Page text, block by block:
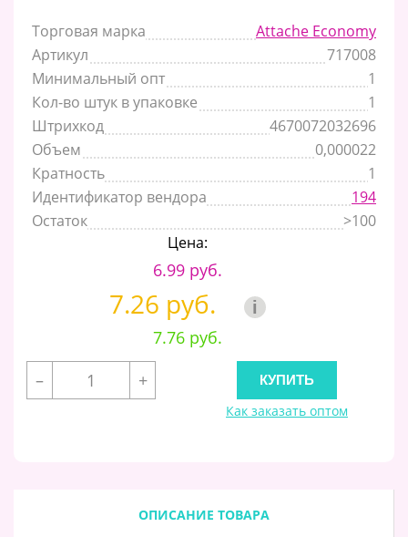
Торговая марка
Attache Economy
Артикул
717008
Минимальный опт
1
Кол-во штук в упаковке
1
Штрихкод
4670072032696
Объем
0,000022
Кратность
1
Идентификатор вендора
194
Остаток
>100
Цена:
6.99 руб.
7.26 руб. i
7.76 руб.
–
+
Как заказать оптом
ОПИСАНИЕ ТОВАРА